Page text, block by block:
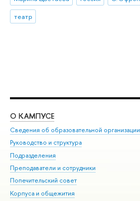
театр
О КАМПУСЕ
Сведения об образовательной организации
Руководство и структура
Подразделения
Преподаватели и сотрудники
Попечительский совет
Корпуса и общежития